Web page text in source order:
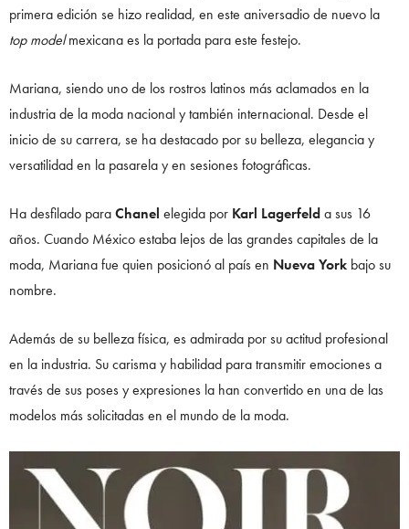
primera edición se hizo realidad, en este aniversadio de nuevo la
top modelmexicana es la portada para este festejo.
Mariana, siendo uno de los rostros latinos más aclamados en la
industria de la moda nacional y también internacional. Desde el
inicio de su carrera, se ha destacado por su belleza, elegancia y
versatilidad en la pasarela y en sesiones fotográficas.
Ha desfilado paraChanel elegida por Karl Lagerfelda sus 16
años. Cuando México estaba lejos de las grandes capitales de la
moda, Mariana fue quien posicionó al país en Nueva York bajo su
nombre.
Además de su belleza física, es admirada por su actitud profesional
en la industria. Su carisma y habilidad para transmitir emociones a
través de sus poses y expresiones la han convertido en una de las
modelos más solicitadas en el mundo de la moda.